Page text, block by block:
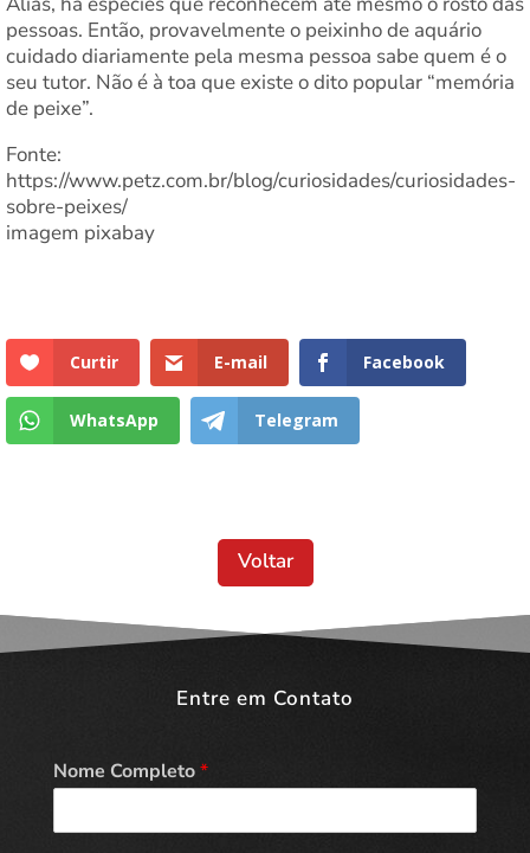
pessoas. Então, provavelmente o peixinho de aquário
cuidado diariamente pela mesma pessoa sabe quem é o
seu tutor. Não é à toa que existe o dito popular “memória
de peixe”.
Fonte:
https://www.petz.com.br/blog/curiosidades/curiosidades-
sobre-peixes/
imagem pixabay
Curtir E-mail Facebook
WhatsApp Telegram
Voltar
Entre em Contato
Nome Completo*